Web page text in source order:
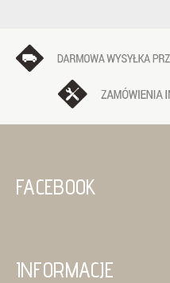
FACEBOOK
INFORMACJE